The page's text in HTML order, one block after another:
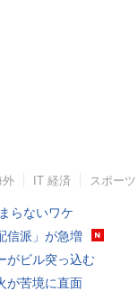
外 IT 経済 スポーツ
らないワケ
信派」が急増
がビル突っ込む
が苦境に直面